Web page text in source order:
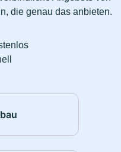
die genau das anbieten.